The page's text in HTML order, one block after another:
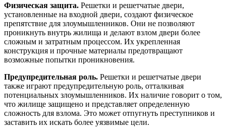
Физическая защита. Решетки и решетчатые двери,
установленные на входной двери, создают физическое
препятствие для злоумышленников. Они не позволяют
проникнуть внутрь жилища и делают взлом двери более
сложным и затратным процессом. Их укрепленная
конструкция и прочные материалы предотвращают
возможные попытки проникновения.
Предупредительная роль. Решетки и решетчатые двери
также играют предупредительную роль, отталкивая
потенциальных злоумышленников. Их наличие говорит о том,
что жилище защищено и представляет определенную
сложность для взлома. Это может отпугнуть преступников и
заставить их искать более уязвимые цели.